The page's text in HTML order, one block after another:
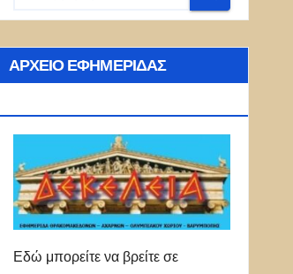
ΑΡΧΕΊΟ ΕΦΗΜΕΡΊΔΑΣ
Εδώ μπορείτε να βρείτε σε